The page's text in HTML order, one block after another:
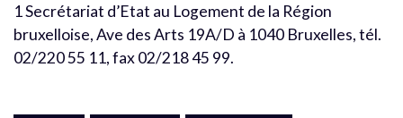
1 Secrétariat d’Etat au Logement de la Région
bruxelloise, Ave des Arts 19A/D à 1040 Bruxelles, tél.
02/220 55 11, fax 02/218 45 99.